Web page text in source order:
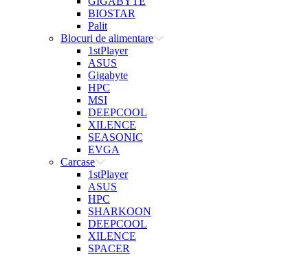
BIOSTAR
Palit
Blocuri de alimentare
1stPlayer
ASUS
Gigabyte
HPC
MSI
DEEPCOOL
XILENCE
SEASONIC
EVGA
Carcase
1stPlayer
ASUS
HPC
SHARKOON
DEEPCOOL
XILENCE
SPACER